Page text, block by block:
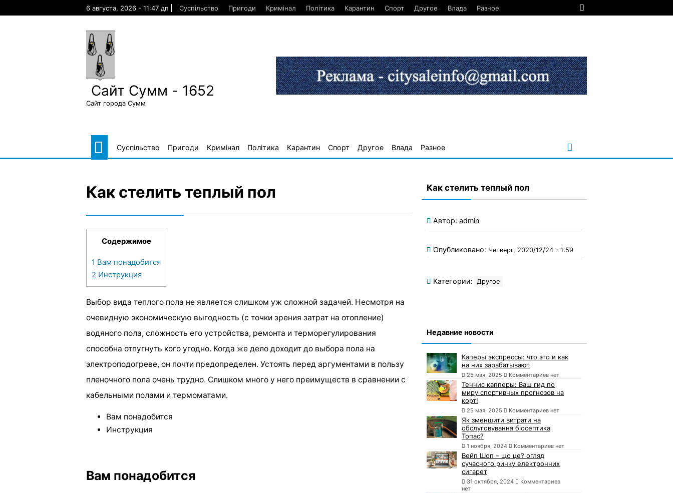
6 августа, 2026 - 11:47 дп Суспільство Пригоди Кримінал Політика Карантин Спорт Другое Влада Разное
Сайт Сумм - 1652
Сайт города Сумм
Суспільство Пригоди Кримінал Політика Карантин Спорт Другое Влада Разное
Как стелить теплый пол
Содержимое
1 Вам понадобится
2 Инструкция
Выбор вида теплого пола не является слишком уж сложной задачей. Несмотря на
очевидную экономическую выгодность (с точки зрения затрат на отопление)
водяного пола, сложность его устройства, ремонта и терморегулирования
способна отпугнуть кого угодно. Когда же дело доходит до выбора пола на
электроподогреве, он почти предопределен. Устоять перед аргументами в пользу
пленочного пола очень трудно. Слишком много у него преимуществ в сравнении с
кабельными полами и термоматами.
Вам понадобится
Инструкция
Вам понадобится
Как стелить теплый пол
Автор: admin
Опубликовано: Четверг, 2020/12/24 - 1:59
Категории: Другое
Недавние новости
Каперы экспрессы: что это и как
на них зарабатывают
25 мая, 2025 Комментариев нет
Теннис капперы: Ваш гид по
миру спортивных прогнозов на
корт!
25 мая, 2025 Комментариев нет
Як зменшити витрати на
обслуговування біосептика
Топас?
1 ноября, 2024 Комментариев нет
Вейп Шоп – що це? огляд
сучасного ринку електронних
сигарет
31 октября, 2024
Комментариев
нет